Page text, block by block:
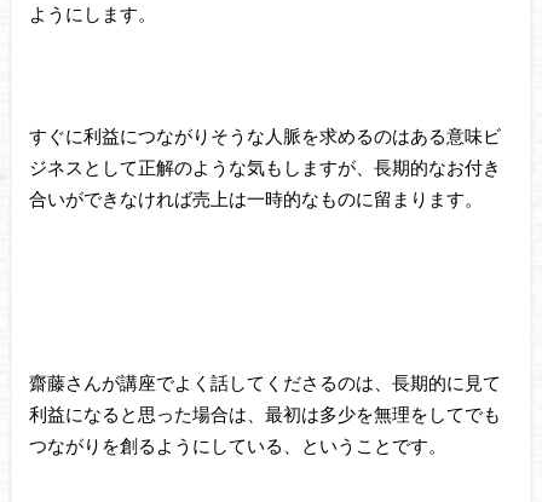
ようにします。
すぐに利益につながりそうな人脈を求めるのはある意味ビ
ジネスとして正解のような気もしますが、長期的なお付き
合いができなければ売上は一時的なものに留まります。
齋藤さんが講座でよく話してくださるのは、長期的に見て
利益になると思った場合は、最初は多少を無理をしてでも
つながりを創るようにしている、ということです。